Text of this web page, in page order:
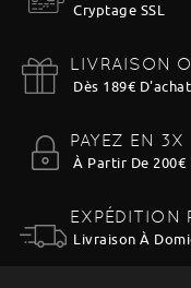
Cryptage SSL
LIVRAISON
Dès 189€
PAYEZ EN
À Partir De 200€
EXPÉDITION
Livraison À